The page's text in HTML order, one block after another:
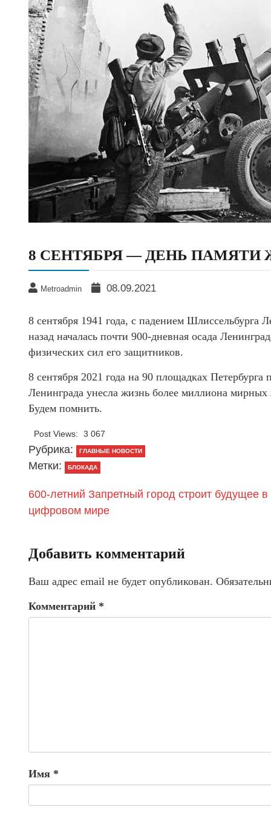
8 СЕНТЯБРЯ — ДЕНЬ ПАМЯТИ
Metroadmin 08.09.2021
8 сентября 1941 года, с падением Шлиссельбурга
назад началась почти 900-дневная осада
физических сил его защитников.
8 сентября 2021 года на 90 площадках
Ленинграда унесла жизнь более миллиона мирных
Будем помнить.
Post Views: 3 067
Рубрика: ГЛАВНЫЕ НОВОСТИ
Метки: БЛОКАДА
600-летний Запретный город строит будущее в
цифровом мире
Добавить комментарий
Ваш адрес email не будет опубликован.
Комментарий *
Имя *